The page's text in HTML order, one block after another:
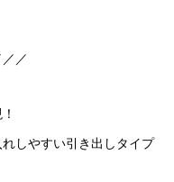
／
しやすい引き出しタイプ